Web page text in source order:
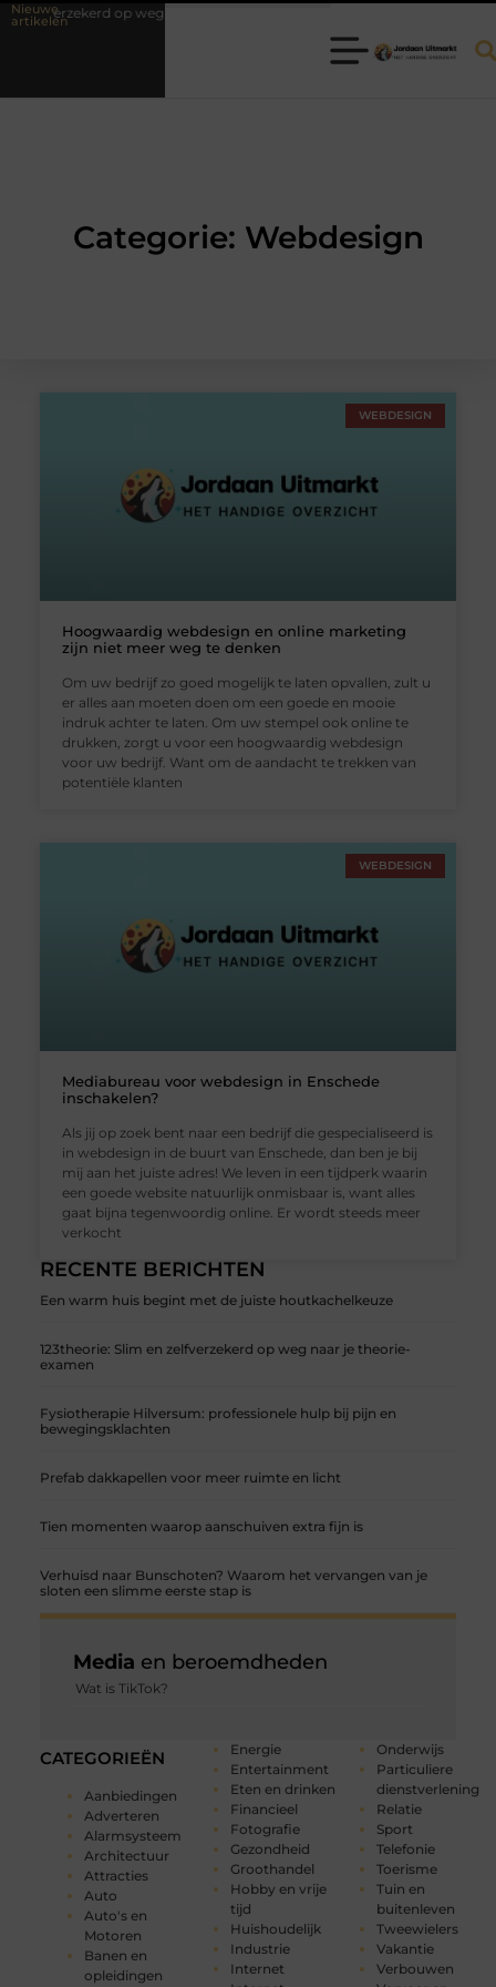
Nieuwe
artikelen op weg naar je theorie-examen
Categorie: Webdesign
RECENTE BERICHTEN
Een warm huis begint met de juiste houtkachelkeuze
123theorie: Slim en zelfverzekerd op weg naar je theorie-
examen
Fysiotherapie Hilversum: professionele hulp bij pijn en
bewegingsklachten
Prefab dakkapellen voor meer ruimte en licht
Tien momenten waarop aanschuiven extra fijn is
Verhuisd naar Bunschoten? Waarom het vervangen van je
sloten een slimme eerste stap is
CATEGORIEËN
Aanbiedingen
Adverteren
Alarmsysteem
Architectuur
Attracties
Auto
Auto's en
Motoren
Banen en
opleidingen
Energie
Entertainment
Eten en drinken
Financieel
Fotografie
Gezondheid
Groothandel
Hobby en vrije
tijd
Huishoudelijk
Industrie
Internet
Onderwijs
Particuliere
dienstverlening
Relatie
Sport
Telefonie
Toerisme
Tuin en
buitenleven
Tweewielers
Vakantie
Verbouwen
Media en beroemdheden
Wat is TikTok?
WEBDESIGN
Hoogwaardig webdesign en online marketing
zijn niet meer weg te denken
Om uw bedrijf zo goed mogelijk te laten opvallen, zult u
er alles aan moeten doen om een goede en mooie
indruk achter te laten. Om uw stempel ook online te
drukken, zorgt u voor een hoogwaardig webdesign
voor uw bedrijf. Want om de aandacht te trekken van
potentiële klanten
WEBDESIGN
Mediabureau voor webdesign in Enschede
inschakelen?
Als jij op zoek bent naar een bedrijf die gespecialiseerd is
in webdesign in de buurt van Enschede, dan ben je bij
mij aan het juiste adres! We leven in een tijdperk waarin
een goede website natuurlijk onmisbaar is, want alles
gaat bijna tegenwoordig online. Er wordt steeds meer
verkocht